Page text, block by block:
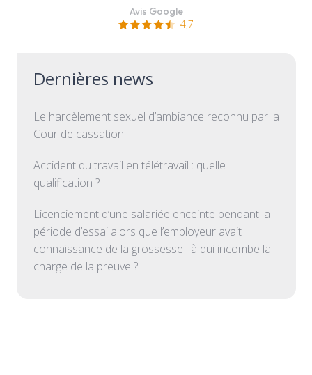
Avis Google
4,7
Dernières news
Le harcèlement sexuel d’ambiance reconnu par la
Cour de cassation
Accident du travail en télétravail : quelle
qualification ?
Licenciement d’une salariée enceinte pendant la
période d’essai alors que l’employeur avait
connaissance de la grossesse : à qui incombe la
charge de la preuve ?